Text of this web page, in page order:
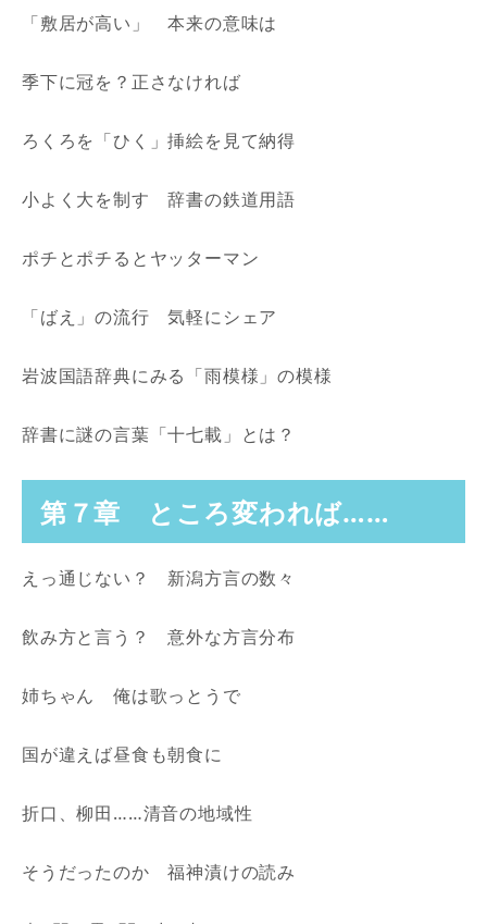
「敷居が高い」 本来の意味は
季下に冠を？正さなければ
ろくろを「ひく」挿絵を見て納得
小よく大を制す 辞書の鉄道用語
ポチとポチるとヤッターマン
「ばえ」の流行 気軽にシェア
岩波国語辞典にみる「雨模様」の模様
辞書に謎の言葉「十七載」とは？
第７章 ところ変われば……
えっ通じない？ 新潟方言の数々
飲み方と言う？ 意外な方言分布
姉ちゃん 俺は歌っとうで
国が違えば昼食も朝食に
折口、柳田……清音の地域性
そうだったのか 福神漬けの読み